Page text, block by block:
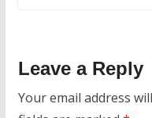
Leave a Reply
Your email address